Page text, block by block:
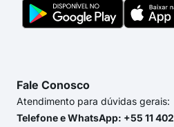
Fale Conosco
Atendimento para dúvidas gerais:
Telefone e WhatsApp: +55 11